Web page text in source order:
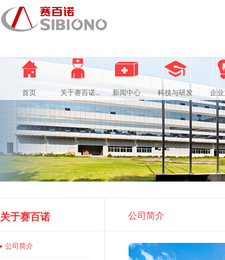
首页 关于赛百诺 新闻中心 科技与研发 企
关于赛百诺
公司简介
公司简介